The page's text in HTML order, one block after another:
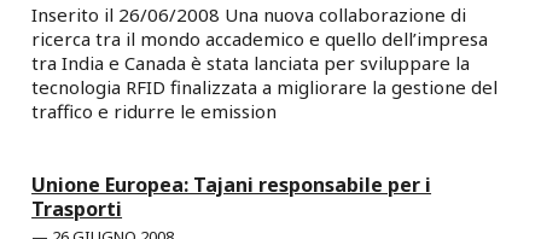
Inserito il 26/06/2008 Una nuova collaborazione di
ricerca tra il mondo accademico e quello dell’impresa
tra India e Canada è stata lanciata per sviluppare la
tecnologia RFID finalizzata a migliorare la gestione del
traffico e ridurre le emission
Unione Europea: Tajani responsabile per i
Trasporti